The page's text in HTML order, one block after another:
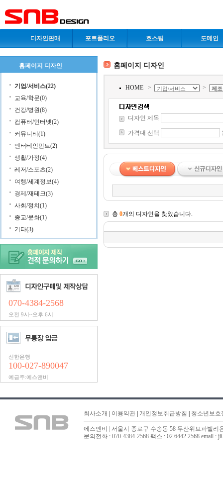
디자인판매 포트폴리오 호스팅 도메인
홈페이지 디자인
기업/서비스(22)
교육/학문(0)
건강/병원(8)
컴퓨터/인터넷(2)
커뮤니티(1)
엔터테인먼트(2)
생활/가정(4)
레저/스포츠(2)
여행/세계정보(4)
경제/재테크(3)
사회/정치(1)
종교/문화(1)
기타(3)
070-4384-2568
오전 9시~오후 6시
신한은행
100-027-890047
예금주:에스앤비
홈페이지 디자인
HOME > >
디자인 제목
가격대 선택
총 0개의 디자인을 찾았습니다.
회사소개 이용약관 개인정보취급방침 청소년보호
에스엔비 | 서울시 종로구 수송동 58 두산위브파빌리
문의전화 : 070-4384-2568 팩스 : 02.6442.2568 email :